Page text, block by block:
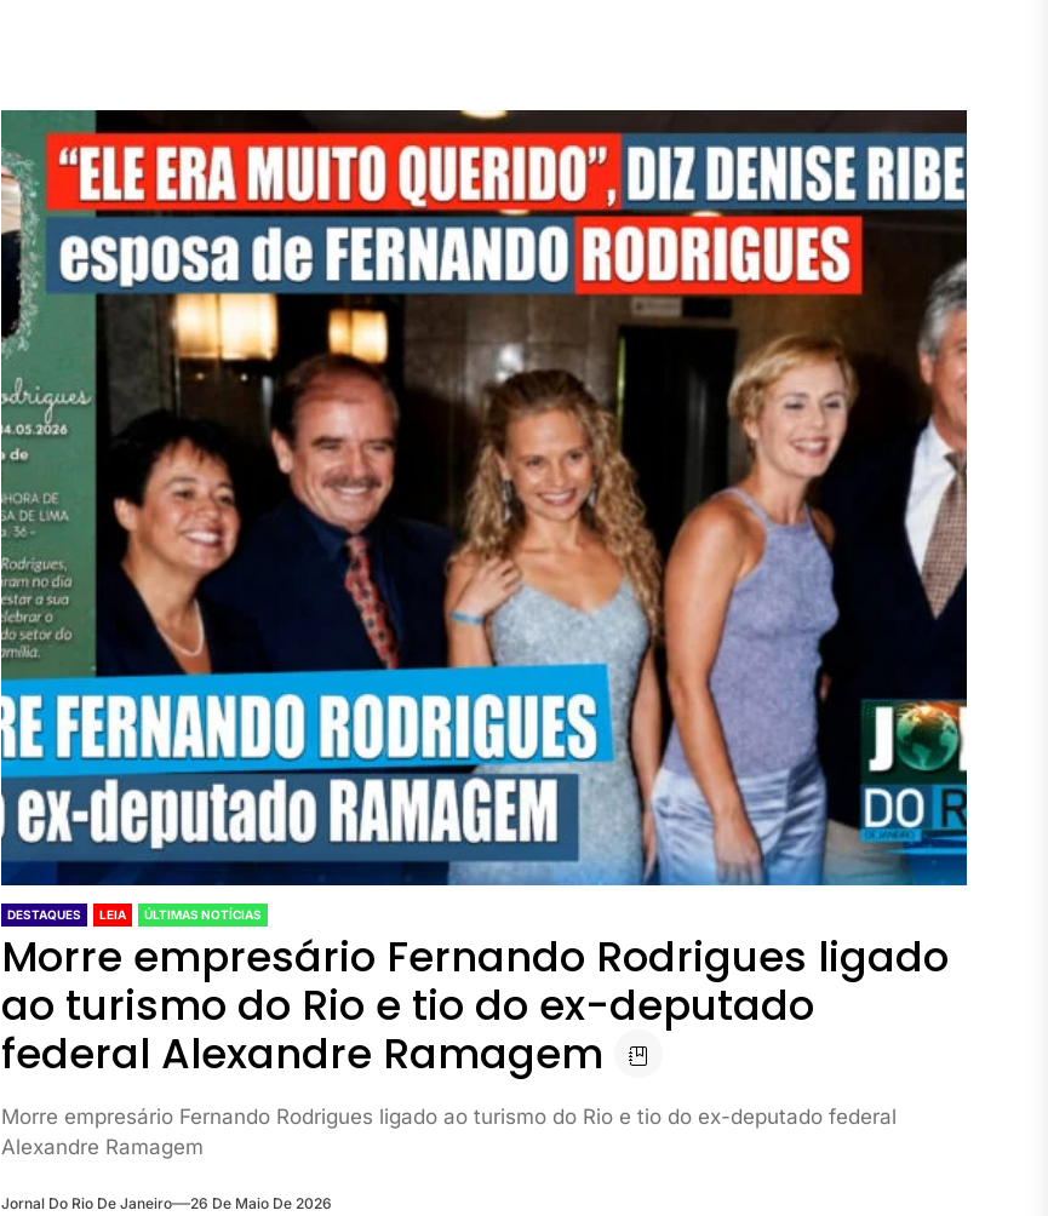
DESTAQUES LEIA ÚLTIMAS NOTÍCIAS
Morre empresário Fernando Rodrigues ligado
ao turismo do Rio e tio do ex-deputado
federal Alexandre Ramagem
Morre empresário Fernando Rodrigues ligado ao turismo do Rio e tio do ex-deputado federal
Alexandre Ramagem
Jornal Do Rio De Janeiro 26 De Maio De 2026